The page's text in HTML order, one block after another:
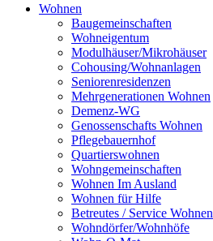
Wohnen
Baugemeinschaften
Wohneigentum
Modulhäuser/Mikrohäuser
Cohousing/Wohnanlagen
Seniorenresidenzen
Mehrgenerationen Wohnen
Demenz-WG
Genossenschafts Wohnen
Pflegebauernhof
Quartierswohnen
Wohngemeinschaften
Wohnen Im Ausland
Wohnen für Hilfe
Betreutes / Service Wohnen
Wohndörfer/Wohnhöfe